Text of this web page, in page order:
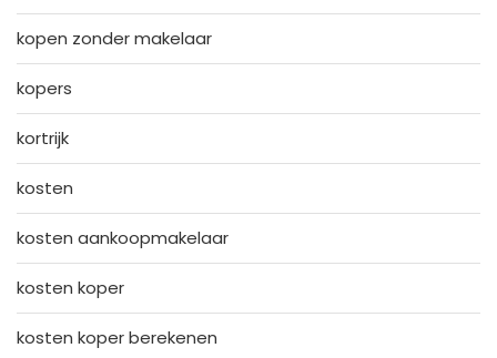
kopen zonder makelaar
kopers
kortrijk
kosten
kosten aankoopmakelaar
kosten koper
kosten koper berekenen